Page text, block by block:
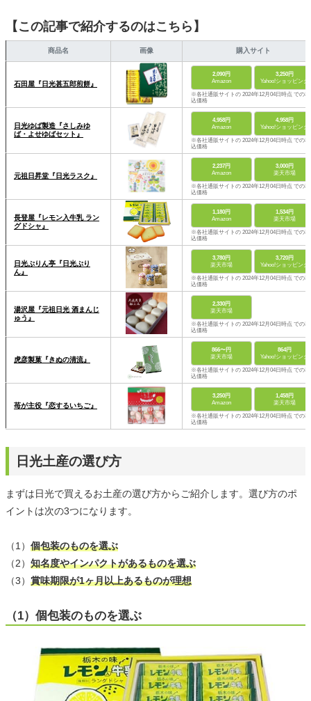
【この記事で紹介するのはこちら】
商品名 画像 購入サイト
石田屋『日光甚五郎煎餅』
2,090円
Amazon
3,250円
Yahoo!ショッピング
※各社通販サイトの 2024年12月04日時点 での税
込価格
日光ゆば製造『さしみゆ
ば・よせゆばセット』
4,958円
Amazon
4,958円
Yahoo!ショッピング
※各社通販サイトの 2024年12月04日時点 での税
込価格
元祖日昇堂『日光ラスク』
2,237円
Amazon
3,000円
楽天市場
※各社通販サイトの 2024年12月04日時点 での税
込価格
長登屋『レモン入牛乳 ラン
グドシャ』
1,180円
Amazon
1,534円
楽天市場
※各社通販サイトの 2024年12月04日時点 での税
込価格
日光ぷりん亭『日光ぷり
ん』
3,780円
楽天市場
3,720円
Yahoo!ショッピング
※各社通販サイトの 2024年12月04日時点 での税
込価格
湯沢屋『元祖日光 酒まんじ
ゅう』
2,330円
楽天市場
※各社通販サイトの 2024年12月04日時点 での税
込価格
虎彦製菓『きぬの清流』
866〜円
楽天市場
864円
Yahoo!ショッピング
※各社通販サイトの 2024年12月04日時点 での税
込価格
苺が主役『恋するいちご』
3,250円
Amazon
1,458円
楽天市場
※各社通販サイトの 2024年12月04日時点 での税
込価格
日光土産の選び方
まずは日光で買えるお土産の選び方からご紹介します。選び方のポ
イントは次の3つになります。
（1） 個包装のものを選ぶ
（2） 知名度やインパクトがあるものを選ぶ
（3） 賞味期限が1ヶ月以上あるものが理想
（1）個包装のものを選ぶ